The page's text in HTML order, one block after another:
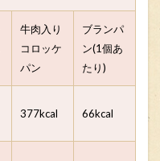
牛肉入り
コロッケ
パン
ブランパ
ン(1個あ
たり)
377kcal 66kcal